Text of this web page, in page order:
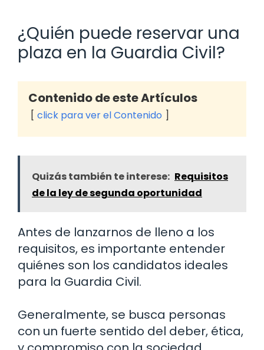
¿Quién puede reservar una
plaza en la Guardia Civil?
Contenido de este Artículos
click para ver el Contenido
Quizás también te interese: Requisitos
de la ley de segunda oportunidad
Antes de lanzarnos de lleno a los
requisitos, es importante entender
quiénes son los candidatos ideales
para la Guardia Civil.
Generalmente, se busca personas
con un fuerte sentido del deber, ética,